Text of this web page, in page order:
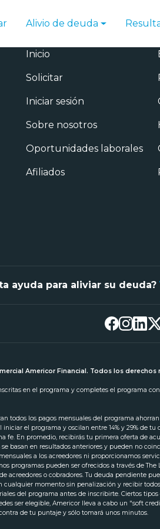
Alivio de deuda
Principal
Inicio
Solicitar
Iniciar sesión
Sobre nosotros
Oportunidades laborales
Afiliados
ayuda para aliviar su deuda?
Americor Financial. Todos los derechos
en el programa y completes el programa
todos los pagos mensuales del programa
el programa y oscilan entre 14% y 29% de
fe. En promedio, recibirás tu primera oferta de
basan en resultados anteriores y pueden no
a los acreedores ni proporcionamos
programas pueden ser ofrecidos a través de
acreedores o cobradores. Tu deuda pendiente
momento sin penalización y recibir
del programa antes de inscribirte. Ciertos
ser elegible, Americor lleva a cabo un "soft
de tu puntaje y sólo tomará unos minutos.